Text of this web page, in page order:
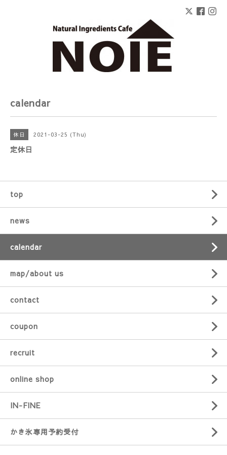
calendar
休日 2021-03-25 (Thu)
定休日
top
news
calendar
map/about us
contact
coupon
recruit
online shop
IN-FINE
かき氷専用予約受付